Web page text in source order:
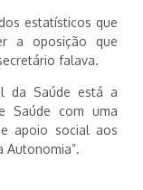
estatísticos que
a oposição que
falava.
da Saúde está a
Saúde com uma
apoio social aos
Autonomia”.